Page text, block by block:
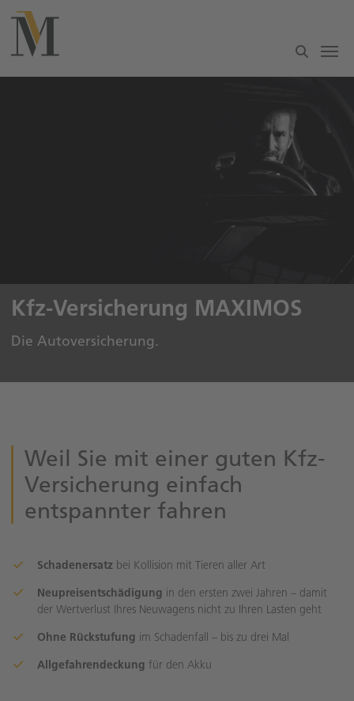
Zum Hauptinhalt springen
Kfz-Versicherung MAXIMOS
Die Autoversicherung.
Weil Sie mit einer guten Kfz-
Versicherung einfach
entspannter fahren
Schadenersatzbei Kollision mit Tieren aller Art
Neupreisentschädigung in den ersten zwei Jahren – damit
der Wertverlust Ihres Neuwagens nicht zu Ihren Lasten geht
Ohne Rückstufung im Schadenfall – bis zu drei Mal
Allgefahrendeckung für den Akku